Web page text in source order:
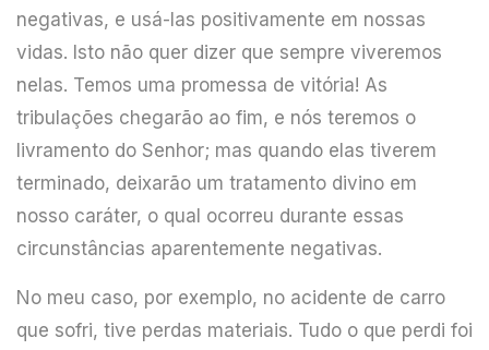
negativas, e usá-las positivamente em nossas
vidas. Isto não quer dizer que sempre viveremos
nelas. Temos uma promessa de vitória! As
tribulações chegarão ao fim, e nós teremos o
livramento do Senhor; mas quando elas tiverem
terminado, deixarão um tratamento divino em
nosso caráter, o qual ocorreu durante essas
circunstâncias aparentemente negativas.
No meu caso, por exemplo, no acidente de carro
que sofri, tive perdas materiais. Tudo o que perdi foi